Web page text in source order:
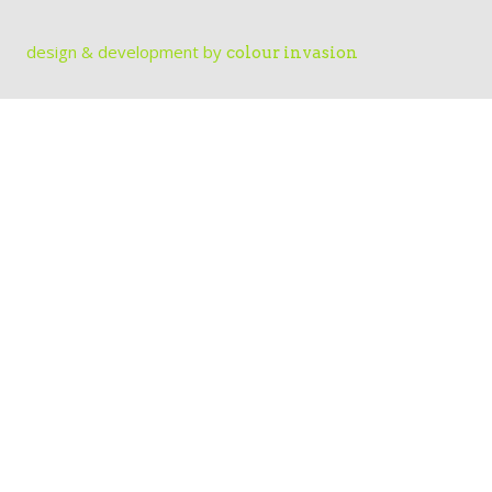
design & development by colour invasion